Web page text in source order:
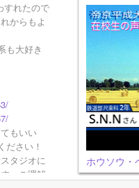
すれたので
からもよ
も大好き
もいい
ださい！
タジオに
。ご理解